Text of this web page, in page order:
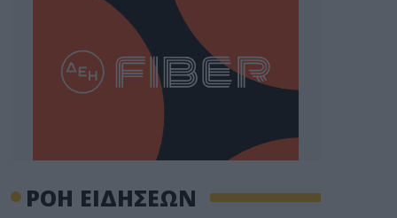
ΡΟΗ ΕΙΔΗΣΕΩΝ